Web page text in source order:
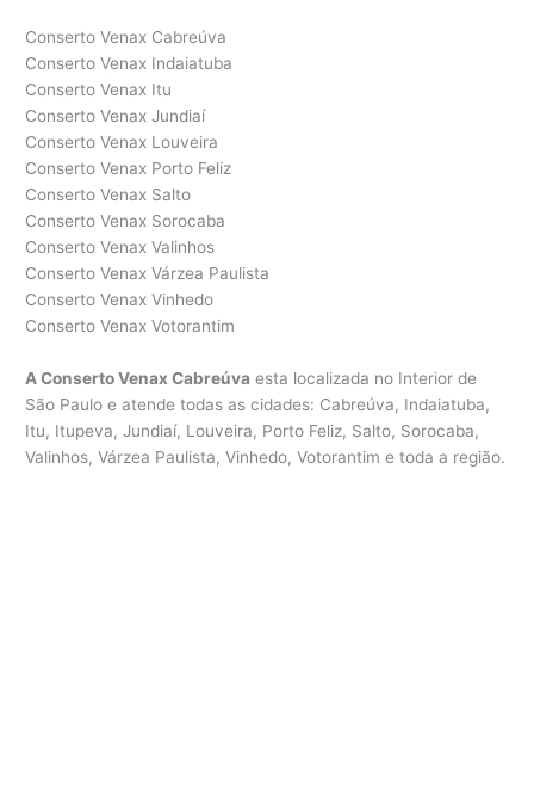
Conserto Venax Cabreúva
Conserto Venax Indaiatuba
Conserto Venax Itu
Conserto Venax Jundiaí
Conserto Venax Louveira
Conserto Venax Porto Feliz
Conserto Venax Salto
Conserto Venax Sorocaba
Conserto Venax Valinhos
Conserto Venax Várzea Paulista
Conserto Venax Vinhedo
Conserto Venax Votorantim
A Conserto Venax Cabreúva esta localizada no Interior de
São Paulo e atende todas as cidades: Cabreúva, Indaiatuba,
Itu, Itupeva, Jundiaí, Louveira, Porto Feliz, Salto, Sorocaba,
Valinhos, Várzea Paulista, Vinhedo, Votorantim e toda a região.